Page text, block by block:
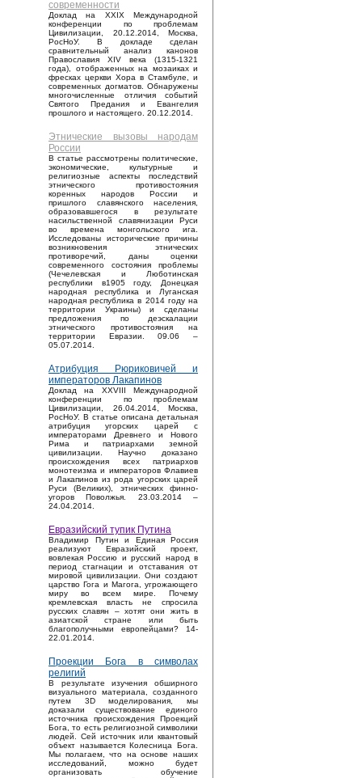
современности
Доклад на XXIX Международной
конференции по проблемам
Цивилизации, 20.12.2014, Москва,
РосНоУ. В докладе сделан
сравнительный анализ канонов
Православия XIV века (1315-1321
года), отображенных на мозаиках и
фресках церкви Хора в Стамбуле, и
современных догматов. Обнаружены
многочисленные отличия событий
Святого Предания и Евангелия
прошлого и настоящего. 20.12.2014.
Этнические вызовы народам
России
В статье рассмотрены политические,
экономические, культурные и
религиозные аспекты последствий
этнического противостояния
коренных народов России и
пришлого славянского населения,
образовавшегося в результате
насильственной славянизации Руси
во времена монгольского ига.
Исследованы исторические причины
возникновения этнических
противоречий, даны оценки
современного состояния проблемы
(Чечелевская и Люботинская
республики в1905 году, Донецкая
народная республика и Луганская
народная республика в 2014 году на
территории Украины) и сделаны
предложения по деэскалации
этнического противостояния на
территории Евразии. 09.06 –
05.07.2014.
Атрибуция Рюриковичей и
императоров Лакапинов
Доклад на XXVIII Международной
конференции по проблемам
Цивилизации, 26.04.2014, Москва,
РосНоУ. В статье описана детальная
атрибуция угорских царей с
императорами Древнего и Нового
Рима и патриархами земной
цивилизации. Научно доказано
происхождения всех патриархов
монотеизма и императоров Флавиев
и Лакапинов из рода угорских царей
Руси (Великих), этнических финно-
угоров Поволжья. 23.03.2014 –
24.04.2014.
Евразийский тупик Путина
Владимир Путин и Единая Россия
реализуют Евразийский проект,
вовлекая Россию и русский народ в
период стагнации и отставания от
мировой цивилизации. Они создают
царство Гога и Магога, угрожающего
миру во всем мире. Почему
кремлевская власть не спросила
русских славян – хотят они жить в
азиатской стране или быть
благополучными европейцами? 14-
22.01.2014.
Проекции Бога в символах
религий
В результате изучения обширного
визуального материала, созданного
путем 3D моделирования, мы
доказали существование единого
источника происхождения Проекций
Бога, то есть религиозной символики
людей. Сей источник или квантовый
объект называется Колесница Бога.
Мы полагаем, что на основе наших
исследований, можно будет
организовать обучение